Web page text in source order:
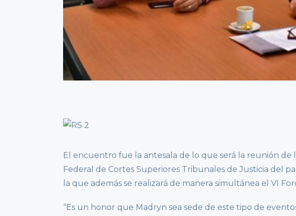
El encuentro fue la antesala de lo que será la reunión de
Federal de Cortes Superiores Tribunales de Justicia del
la que además se realizará de manera simultánea el VI
“Es un honor que Madryn sea sede de este tipo de